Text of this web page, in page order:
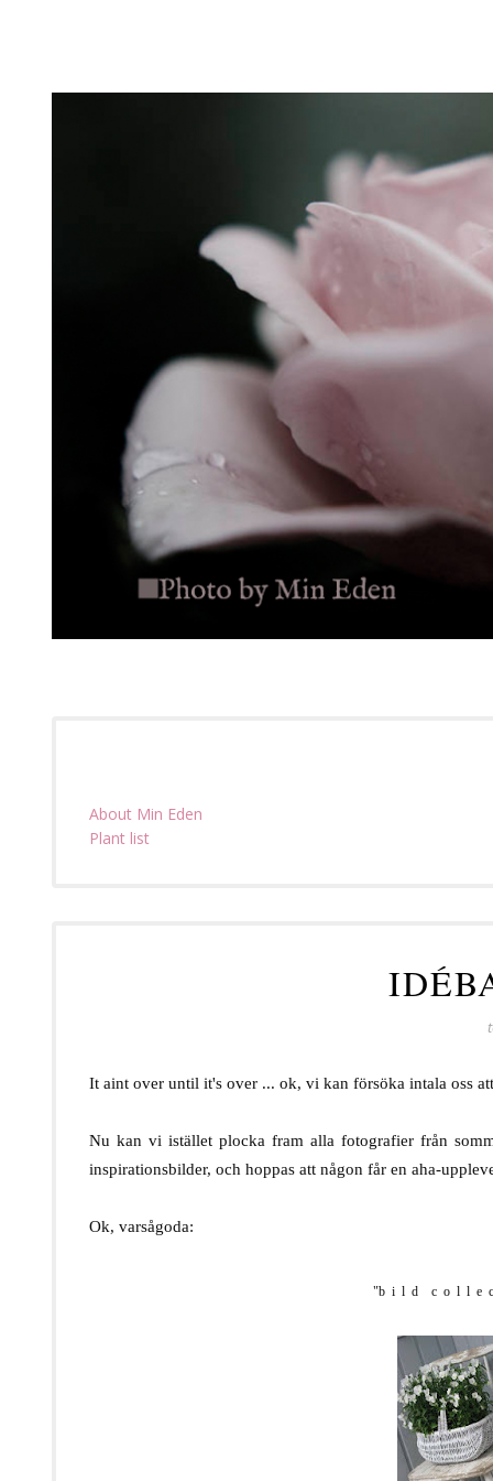
About Min Eden
Plant list
It aint over until it's over ... ok, vi kan försöka intala oss
Nu kan vi istället plocka fram alla fotografier från
inspirationsbilder, och hoppas att någon får en aha-
Ok, varsågoda:
"b. i. l. d. . c. o. l. l. e. c